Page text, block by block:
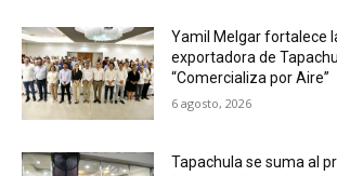
Yamil Melgar fortalece
exportadora de
“Comercializa por Aire”
6 agosto, 2026
Tapachula se suma al